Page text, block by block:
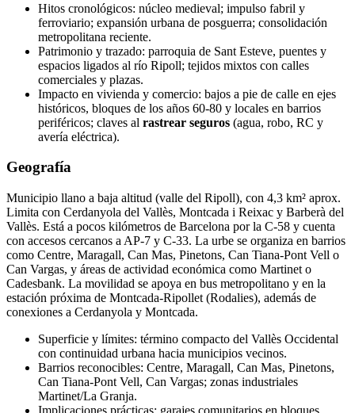
Hitos cronológicos: núcleo medieval; impulso fabril y
ferroviario; expansión urbana de posguerra; consolidación
metropolitana reciente.
Patrimonio y trazado: parroquia de Sant Esteve, puentes y
espacios ligados al río Ripoll; tejidos mixtos con calles
comerciales y plazas.
Impacto en vivienda y comercio: bajos a pie de calle en ejes
históricos, bloques de los años 60‑80 y locales en barrios
periféricos; claves al rastrear seguros (agua, robo, RC y
avería eléctrica).
Geografía
Municipio llano a baja altitud (valle del Ripoll), con 4,3 km² aprox.
Limita con Cerdanyola del Vallès, Montcada i Reixac y Barberà del
Vallès. Está a pocos kilómetros de Barcelona por la C‑58 y cuenta
con accesos cercanos a AP‑7 y C‑33. La urbe se organiza en barrios
como Centre, Maragall, Can Mas, Pinetons, Can Tiana‑Pont Vell o
Can Vargas, y áreas de actividad económica como Martinet o
Cadesbank. La movilidad se apoya en bus metropolitano y en la
estación próxima de Montcada‑Ripollet (Rodalies), además de
conexiones a Cerdanyola y Montcada.
Superficie y límites: término compacto del Vallès Occidental
con continuidad urbana hacia municipios vecinos.
Barrios reconocibles: Centre, Maragall, Can Mas, Pinetons,
Can Tiana‑Pont Vell, Can Vargas; zonas industriales
Martinet/La Granja.
Implicaciones prácticas: garajes comunitarios en bloques,